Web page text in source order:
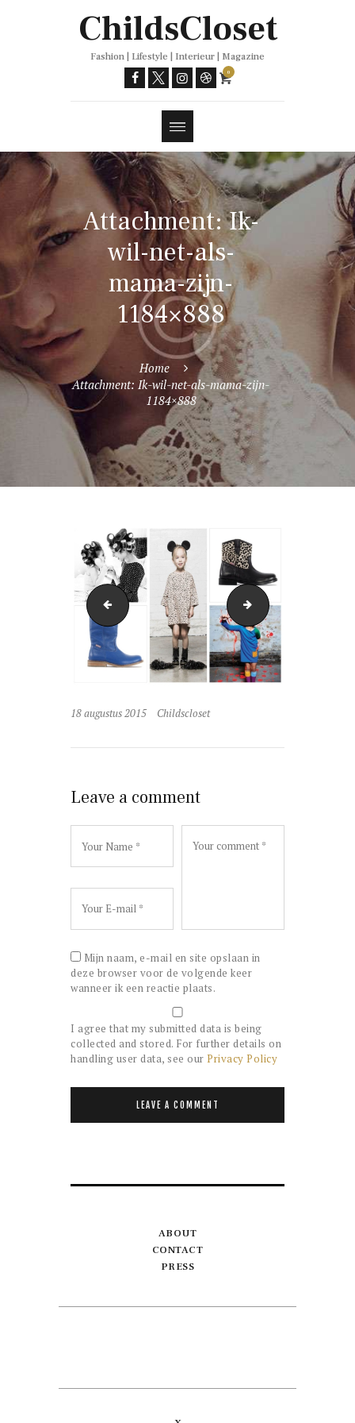
ChildsCloset
Fashion | Lifestyle | Interieur | Magazine
0
Attachment: Ik-
wil-net-als-
mama-zijn-
1184×888
Home
Attachment: Ik-wil-net-als-mama-zijn-
1184×888
Trends
timthumb chic
18 augustus 2015 Childscloset
Leave a comment
Mijn naam, e-mail en site opslaan in
deze browser voor de volgende keer
wanneer ik een reactie plaats.
I agree that my submitted data is being
collected and stored. For further details on
handling user data, see our Privacy Policy
ABOUT
CONTACT
PRESS